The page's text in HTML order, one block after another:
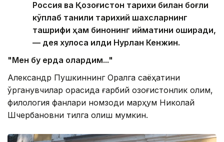
Россия ва Қозоғистон тарихи билан боғлиқ
кўплаб таниқли тарихий шахсларнинг
ташрифи ҳам бинонинг қийматини оширади,
— дея хулоса қилди Нурлан Кенжин.
"Мен бу ерда қолардим..."
Александр Пушкиннинг Оралга саёҳатини
ўрганувчилар орасида ғарбий қозоғистонлик олим,
филология фанлари номзоди марҳум Николай
Шчербановни тилга олиш мумкин.